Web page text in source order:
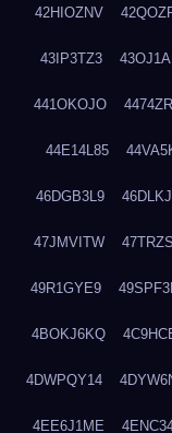
42HIOZNV
43IP3TZ3
441OKOJO
44E14L85
46DGB3L9
47JMVITW
49R1GYE9
4BOKJ6KQ
4DWPQY14
4EE6J1ME